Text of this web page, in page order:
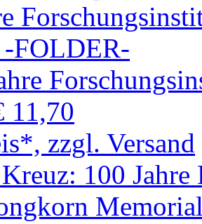
11,70
zzgl. Versand